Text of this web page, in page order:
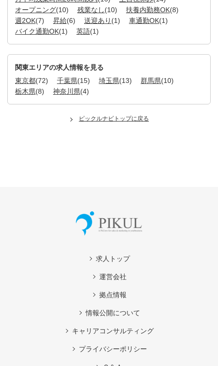
オープニング(10) 残業なし(10) 扶養内勤務OK(8)
週2OK(7) 昇給(6) 送迎あり (1) 車通勤OK(1)
バイク通勤OK(1) 英語(1)
関東エリアの求人情報を見る
東京都(72) 千葉県(15) 埼玉県(13) 群馬県(10)
栃木県(8) 神奈川県(4)
ピックルナビトップに戻る
求人トップ
運営会社
拠点情報
情報公開について
キャリアコンサルティング
プライバシーポリシー